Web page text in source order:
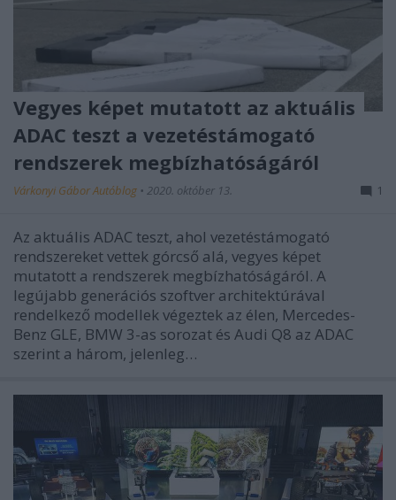
Vegyes képet mutatott az aktuális
ADAC teszt a vezetéstámogató
rendszerek megbízhatóságáról
Várkonyi Gábor Autóblog • 2020. október 13. 1
Az aktuális ADAC teszt, ahol vezetéstámogató
rendszereket vettek górcső alá, vegyes képet
mutatott a rendszerek megbízhatóságáról. A
legújabb generációs szoftver architektúrával
rendelkező modellek végeztek az élen, Mercedes-
Benz GLE, BMW 3-as sorozat és Audi Q8 az ADAC
szerint a három, jelenleg…